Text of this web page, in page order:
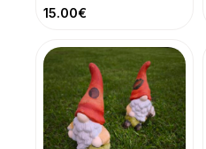
15.00€